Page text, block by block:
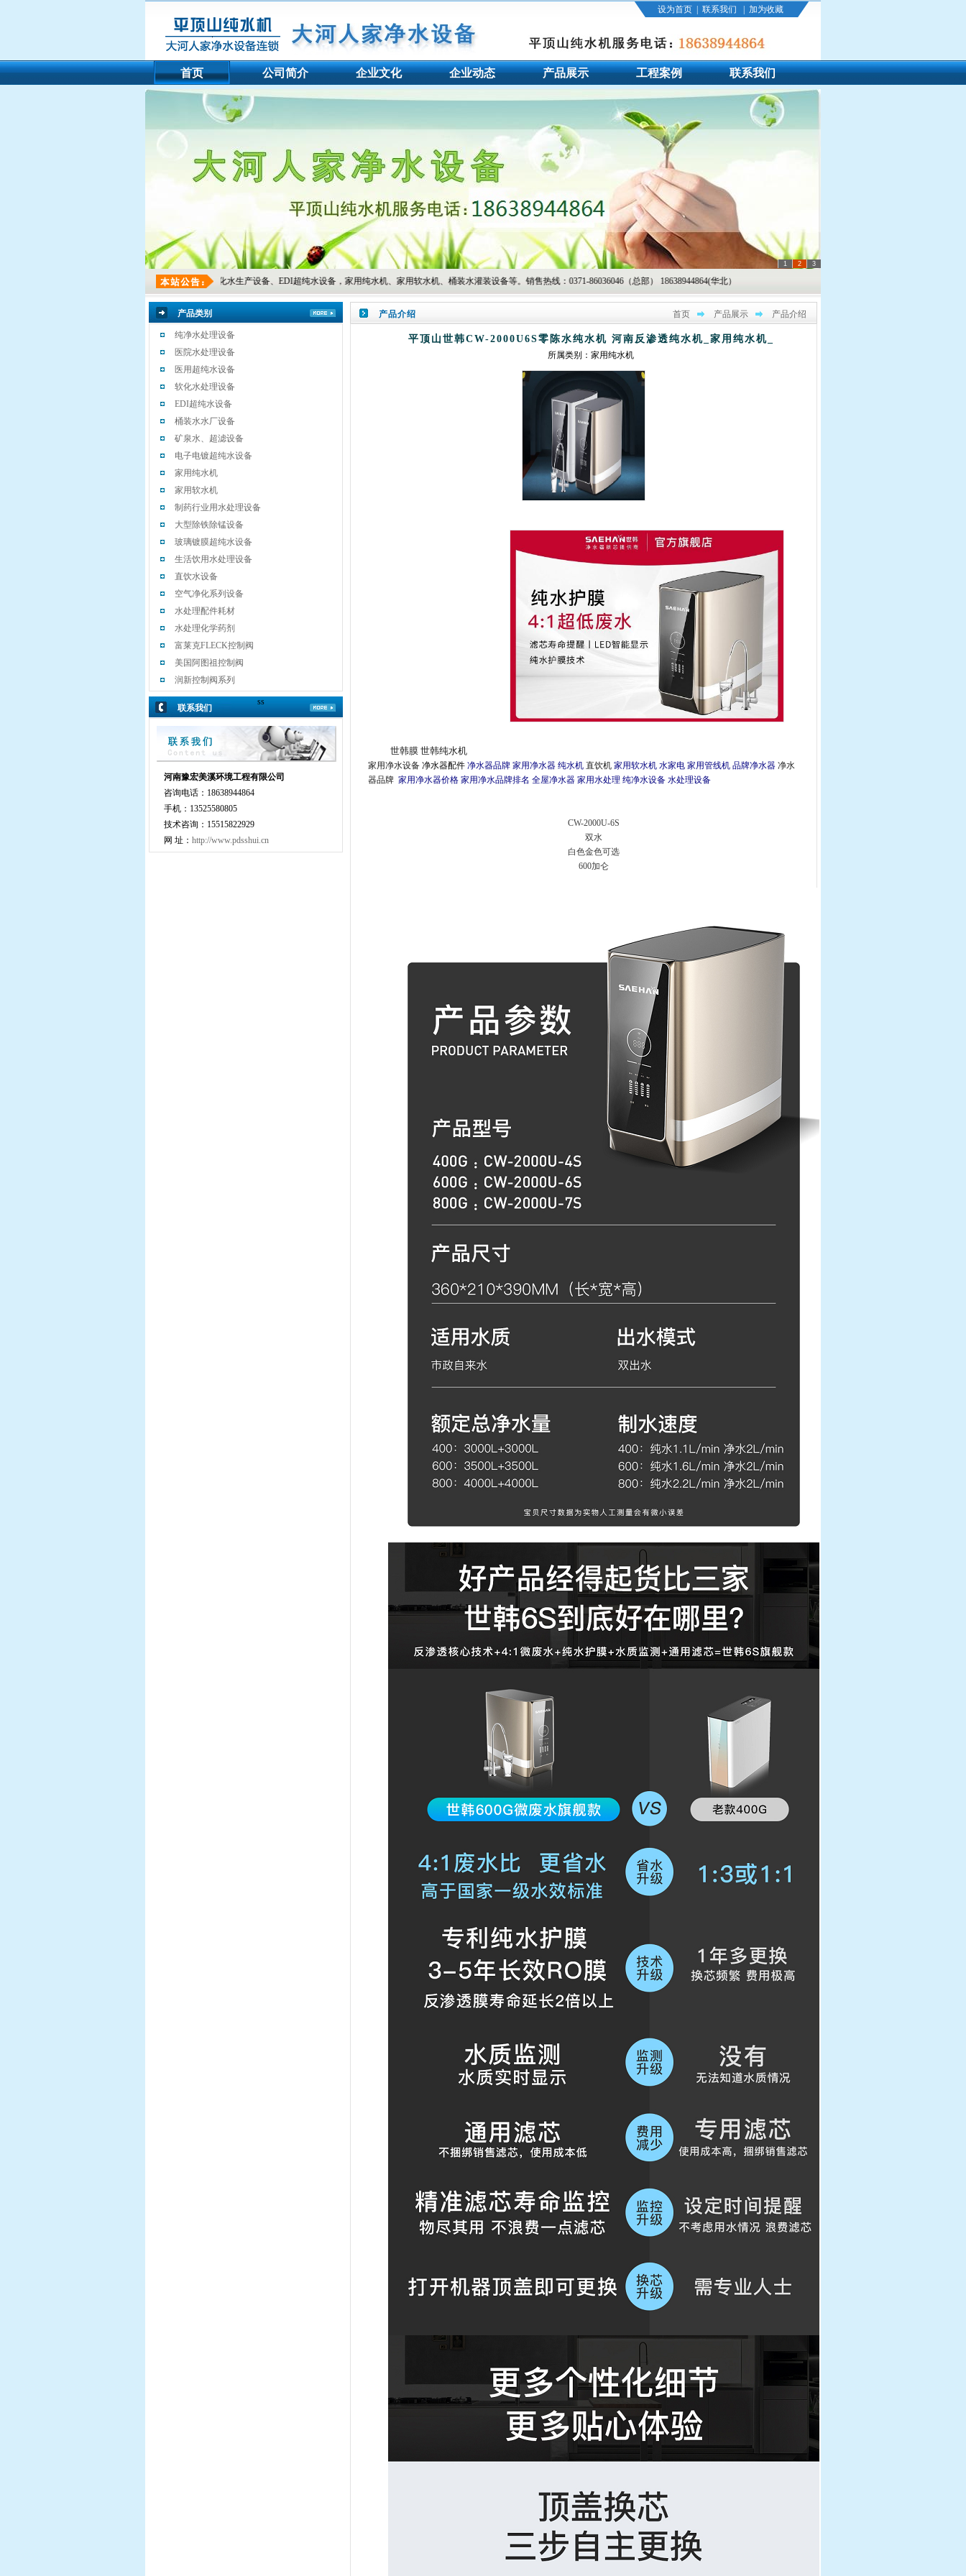
设为首页| 联系我们 加为收藏
首页 公司简介 企业文化 企业动态 产品展示 工程案例 联系我们
1 2 3
业务：医院水处理设备、纯净水生产设备、软化水生产设备、EDI超纯水设备，家用纯水机、家用软水机、桶装水灌装设备等。销售热线：0371-86036046（总部） 18638944864(华北）
产品类别
纯净水处理设备
医院水处理设备
医用超纯水设备
软化水处理设备
EDI超纯水设备
桶装水水厂设备
矿泉水、超滤设备
电子电镀超纯水设备
家用纯水机
家用软水机
制药行业用水处理设备
大型除铁除锰设备
玻璃镀膜超纯水设备
生活饮用水处理设备
直饮水设备
空气净化系列设备
水处理配件耗材
水处理化学药剂
富莱克FLECK控制阀
美国阿图祖控制阀
润新控制阀系列
联系我们
ss
河南豫宏美溪环境工程有限公司
咨询电话：18638944864
手机：13525580805
技术咨询：15515822929
网 址： http://www.pdsshui.cn
产品介绍 首页 产品展示 产品介绍
平顶山世韩CW-2000U6S零陈水纯水机 河南反渗透纯水机_家用纯水机_
所属类别： 家用纯水机
世韩膜 世韩纯水机
家用净水设备 净水器配件 净水器品牌 家用净水器 纯水机 直饮机 家用软水机 水家电 家用管线机 品牌净水器 净水
器品牌 家用净水器价格 家用净水品牌排名 全屋净水器 家用水处理 纯净水设备 水处理设备
CW-2000U-6S
双水
白色金色可选
600加仑